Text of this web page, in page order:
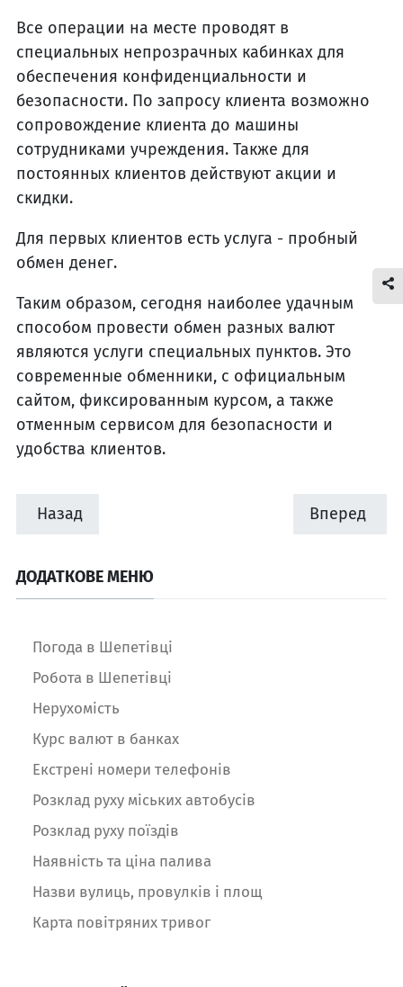
Все операции на месте проводят в
специальных непрозрачных кабинках для
обеспечения конфиденциальности и
безопасности. По запросу клиента возможно
сопровождение клиента до машины
сотрудниками учреждения. Также для
постоянных клиентов действуют акции и
скидки.
Для первых клиентов есть услуга - пробный
обмен денег.
Таким образом, сегодня наиболее удачным
способом провести обмен разных валют
являются услуги специальных пунктов. Это
современные обменники, с официальным
сайтом, фиксированным курсом, а также
отменным сервисом для безопасности и
удобства клиентов.
Назад Вперед
ДОДАТКОВЕ МЕНЮ
Погода в Шепетівці
Робота в Шепетівці
Нерухомість
Курс валют в банках
Екстрені номери телефонів
Розклад руху міських автобусів
Розклад руху поїздів
Наявність та ціна палива
Назви вулиць, провулків і площ
Карта повітряних тривог